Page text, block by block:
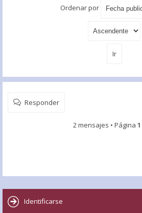
Ordenar por
Responder
2 mensajes • Página 1
Identificarse